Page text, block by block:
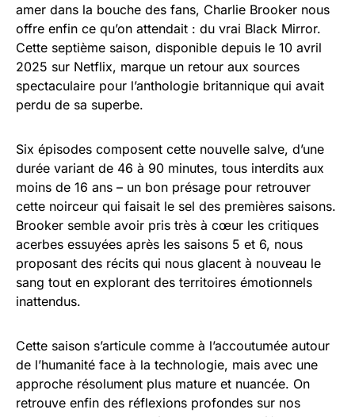
amer dans la bouche des fans, Charlie Brooker nous
offre enfin ce qu’on attendait : du vrai Black Mirror.
Cette septième saison, disponible depuis le 10 avril
2025 sur Netflix, marque un retour aux sources
spectaculaire pour l’anthologie britannique qui avait
perdu de sa superbe.
Six épisodes composent cette nouvelle salve, d’une
durée variant de 46 à 90 minutes, tous interdits aux
moins de 16 ans – un bon présage pour retrouver
cette noirceur qui faisait le sel des premières saisons.
Brooker semble avoir pris très à cœur les critiques
acerbes essuyées après les saisons 5 et 6, nous
proposant des récits qui nous glacent à nouveau le
sang tout en explorant des territoires émotionnels
inattendus.
Cette saison s’articule comme à l’accoutumée autour
de l’humanité face à la technologie, mais avec une
approche résolument plus mature et nuancée. On
retrouve enfin des réflexions profondes sur nos